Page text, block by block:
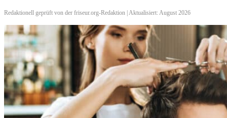
Redaktionell geprüft von der friseur.org-Redaktion | Aktualisiert: August 2026